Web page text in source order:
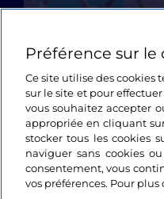
Préférence sur le
Ce site utilise des
sur le site et pour
vous souhaitez accepter
appropriée en cliquant
stocker tous les cookies
naviguer sans cookies
consentement, vous
vos préférences. Pour